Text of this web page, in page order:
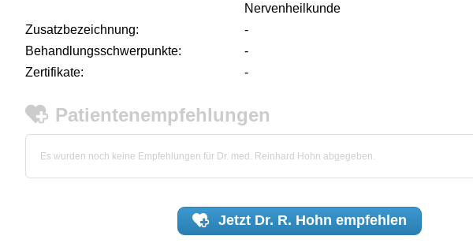
Nervenheilkunde
Zusatzbezeichnung:
-
Behandlungsschwerpunkte:
-
Zertifikate:
-
Patientenempfehlungen
Es wurden noch keine Empfehlungen für Dr. med. Reinhard Hohn abgegeben.
Jetzt Dr. R. Hohn empfehlen